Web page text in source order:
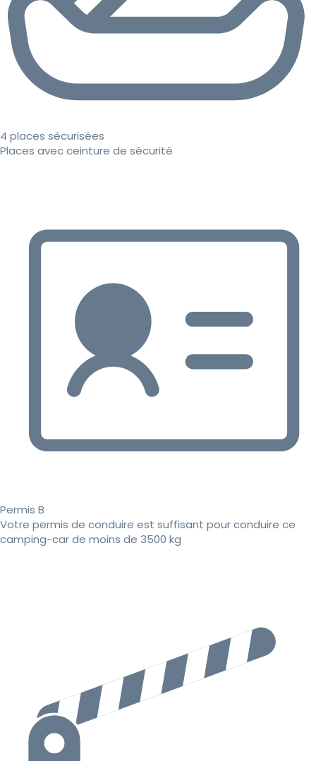
4 places sécurisées
Places avec ceinture de sécurité
Permis B
Votre permis de conduire est suffisant pour conduire ce
camping-car de moins de 3500 kg